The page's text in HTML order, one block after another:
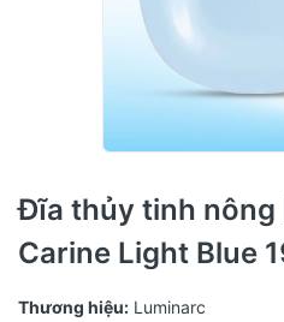
Đĩa thủy tinh nông
Carine Light Blue
Thương hiệu: Luminarc